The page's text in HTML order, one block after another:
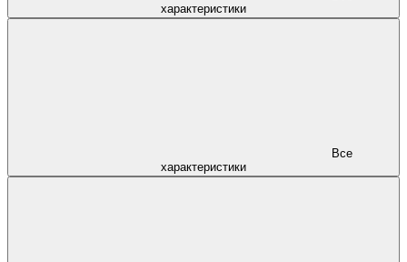
характеристики
характеристики